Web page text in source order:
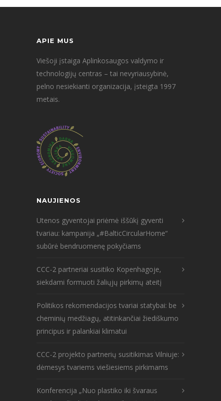
APIE MUS
Viešoji įstaiga Aplinkosaugos valdymo ir
technologijų centras – tai nevyriausybinė,
pelno nesiekianti organizacija, įsteigta 1997
metais.
NAUJIENOS
Utenos gyventojai priėmė iššūkį gyventi
tvariau: kampanija „#BalticCircularHome“
subūrė bendruomenę pokyčiams
CCC-2 partneriai susitiko Kopenhagoje,
siekdami formuoti žaliųjų pirkimų ateitį
Politikos rekomendacijos tvariai statybai: be
cheminių medžiagų, atitinkančiai žiediškumo
principus ir palankiai klimatui
CCC-2 projekto partnerių susitikimas Vilniuje:
dėmesys tvariems viešiesiems pirkimams
Konferencija „Nuo plastiko iki švaraus